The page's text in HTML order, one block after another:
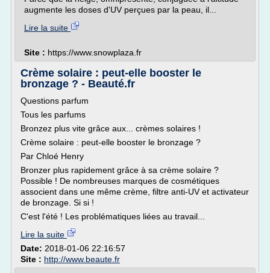
augmente les doses d'UV perçues par la peau, il...
Lire la suite
Site : https://www.snowplaza.fr
Crème solaire : peut-elle booster le
bronzage ? - Beauté.fr
Questions parfum
Tous les parfums
Bronzez plus vite grâce aux... crèmes solaires !
Crème solaire : peut-elle booster le bronzage ?
Par Chloé Henry
Bronzer plus rapidement grâce à sa crème solaire ?
Possible ! De nombreuses marques de cosmétiques
associent dans une même crème, filtre anti-UV et activateur
de bronzage. Si si !
C'est l'été ! Les problématiques liées au travail...
Lire la suite
Date: 2018-01-06 22:16:57
Site : http://www.beaute.fr